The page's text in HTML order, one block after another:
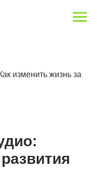
изменить жизнь за